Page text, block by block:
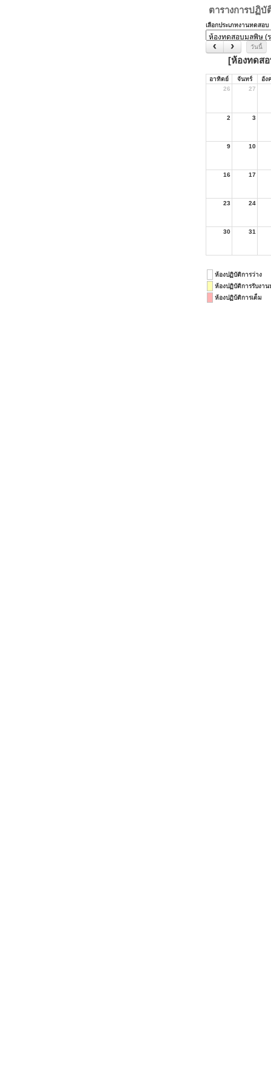
ตารางการปฏิ
เลือกประเภทงานทดสอบ
วันนี้
[ห้องทดส
อาทิตย์ จันทร์
อัง
26
27
2 3
9 10
16 17
23 24
30 31
ห้องปฏิบัติการว่าง
ห้องปฏิบัติการรับงา
ห้องปฏิบ้ติการเต็ม